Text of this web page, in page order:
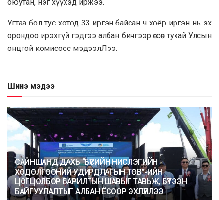
оюутан, нэг хүүхэд иржээ.
Угтаа бол тус хотод 33 иргэн байсан ч хоёр иргэн нь эх
орондоо ирэхгүй гэдгээ албан бичгээр өгсөн тухай Улсын
онцгой комисooс мэдээлЛээ.
Шинэ мэдээ
САЙНШАНД ДАХЬ “БҮСИЙН НИСЛЭГИЙН
ХӨДӨЛГӨӨНИЙ УДИРДЛАГЫН ТӨВ”-ИЙН
ЦОГЦОЛБОР БАРИЛГЫН ШАВЫГ ТАВЬЖ, БҮТЭЭН
БАЙГУУЛАЛТЫГ АЛБАН ЁСООР ЭХЛҮҮЛЛЭЭ